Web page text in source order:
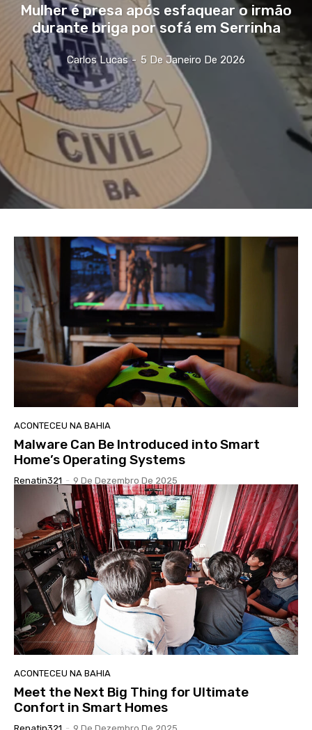
Mulher é presa após esfaquear o irmão
durante briga por sofá em Serrinha
Carlos Lucas - 5 De Janeiro De 2026
ACONTECEU NA BAHIA
Malware Can Be Introduced into Smart
Home’s Operating Systems
Renatin321 - 9 De Dezembro De 2025
ACONTECEU NA BAHIA
Meet the Next Big Thing for Ultimate
Confort in Smart Homes